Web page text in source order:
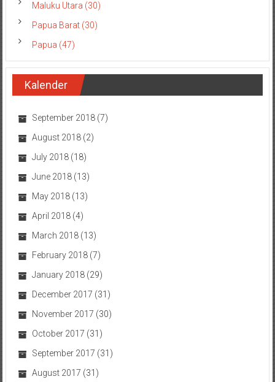
Maluku Utara (30)
Papua Barat (30)
Papua (47)
Kalender
September 2018(7)
August 2018(2)
July 2018(18)
June 2018(13)
May 2018(13)
April 2018(4)
March 2018(13)
February 2018(7)
January 2018(29)
December 2017 (31)
November 2017 (30)
October 2017 (31)
September 2017 (31)
August 2017 (31)